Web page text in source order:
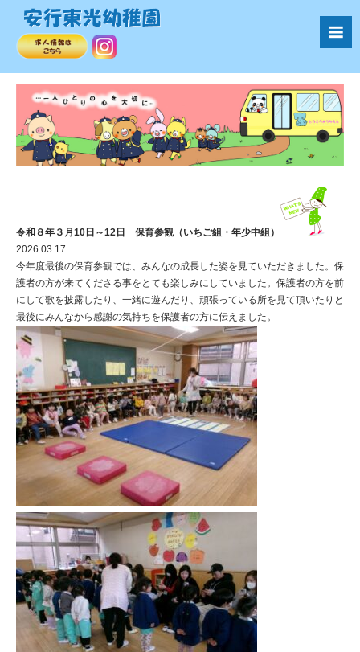
令和８年３月10日～12日 保育参観（いちご組・年少中組）
2026.03.17
今年度最後の保育参観では、みんなの成長した姿を見ていただきました。保
護者の方が来てくださる事をとても楽しみにしていました。保護者の方を前
にして歌を披露したり、一緒に遊んだり、頑張っている所を見て頂いたりと
最後にみんなから感謝の気持ちを保護者の方に伝えました。